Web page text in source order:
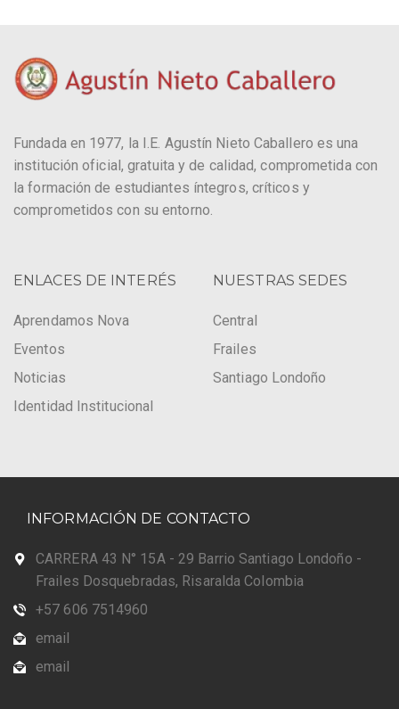
Fundada en 1977, la I.E. Agustín Nieto Caballero es una
institución oficial, gratuita y de calidad, comprometida con
la formación de estudiantes íntegros, críticos y
comprometidos con su entorno.
ENLACES DE INTERÉS
Aprendamos Nova
Eventos
Noticias
Identidad Institucional
NUESTRAS SEDES
Central
Frailes
Santiago Londoño
INFORMACIÓN DE CONTACTO
CARRERA 43 N° 15A - 29 Barrio Santiago Londoño -
Frailes Dosquebradas, Risaralda Colombia
+57 606 7514960
email
email